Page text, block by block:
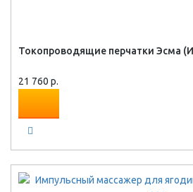
Токопроводящие перчатки Эсма
21 760 р.